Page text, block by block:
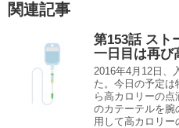
関連記事
第153話 スト
一日目は再び
2016年4月12日、
た。今日の予定
ら高カロリーの
のカテーテルを腕
用して高カロリー